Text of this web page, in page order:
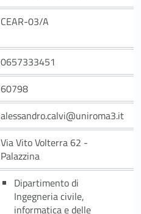
CEAR-03/A
0657333451
60798
alessandro.calvi@uniroma3.it
Via Vito Volterra 62 -
Palazzina
Dipartimento di
Ingegneria civile,
informatica e delle